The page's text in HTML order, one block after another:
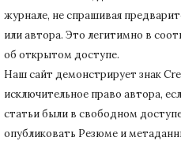
журнале, не спрашивая
или автора. Это легитимно в
об открытом доступе.
Наш сайт демонстрирует знак
исключительное право автора,
статьи были в свободном
опубликовать Резюме и